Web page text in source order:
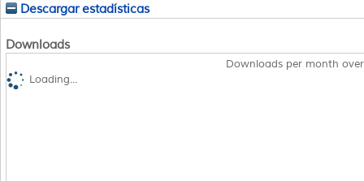
Descargar estadísticas
Downloads
Downloads per month
Loading...